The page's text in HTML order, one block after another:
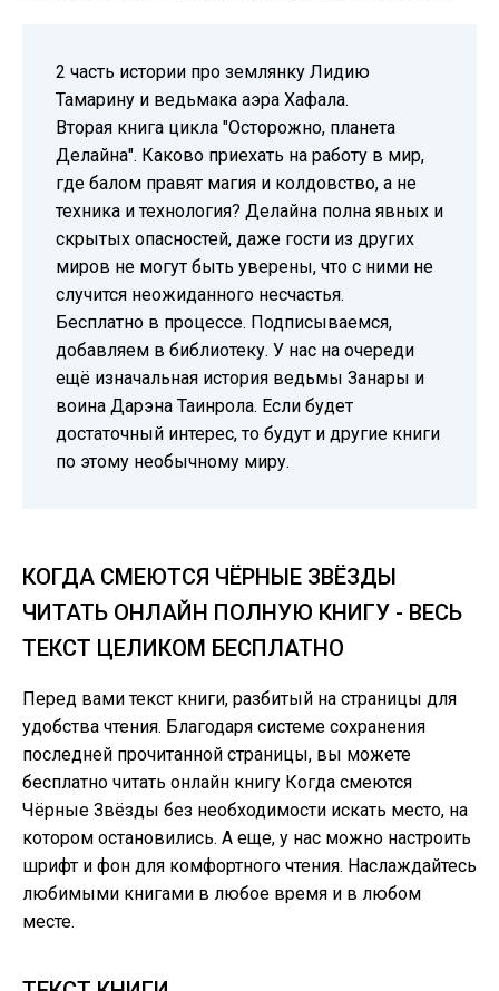
2 часть истории про землянку Лидию
Тамарину и ведьмака аэра Хафала.
Вторая книга цикла "Осторожно, планета
Делайна". Каково приехать на работу в мир,
где балом правят магия и колдовство, а не
техника и технология? Делайна полна явных и
скрытых опасностей, даже гости из других
миров не могут быть уверены, что с ними не
случится неожиданного несчастья.
Бесплатно в процессе. Подписываемся,
добавляем в библиотеку. У нас на очереди
ещё изначальная история ведьмы Занары и
воина Дарэна Таинрола. Если будет
достаточный интерес, то будут и другие книги
по этому необычному миру.
КОГДА СМЕЮТСЯ ЧЁРНЫЕ ЗВЁЗДЫ
ЧИТАТЬ ОНЛАЙН ПОЛНУЮ КНИГУ - ВЕСЬ
ТЕКСТ ЦЕЛИКОМ БЕСПЛАТНО
Перед вами текст книги, разбитый на страницы для
удобства чтения. Благодаря системе сохранения
последней прочитанной страницы, вы можете
бесплатно читать онлайн книгу Когда смеются
Чёрные Звёзды без необходимости искать место, на
котором остановились. А еще, у нас можно настроить
шрифт и фон для комфортного чтения. Наслаждайтесь
любимыми книгами в любое время и в любом
месте.